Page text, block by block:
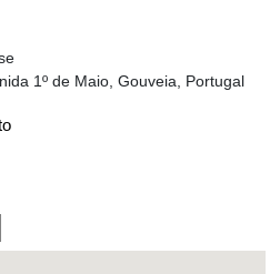
1º de Maio, Gouveia, Portugal